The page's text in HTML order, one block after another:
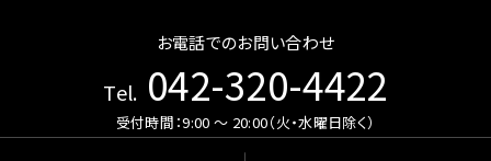
お電話でのお問い合わせ
Tel. 042-320-4422
受付時間：9:00 〜 20:00（火・水曜日除く）